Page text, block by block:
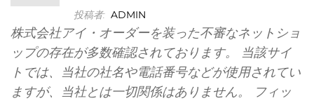
本・
投稿者: ADMIN
株式会社アイ・オーダーを装った不審なネットショ
ップの存在が多数確認されております。 当該サイ
トでは、当社の社名や電話番号などが使用されてい
ますが、当社とは一切関係はありません。 フィッ